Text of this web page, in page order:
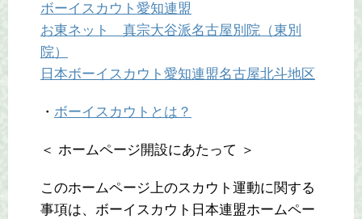
ボーイスカウト愛知連盟
お東ネット 真宗大谷派名古屋別院（東別
院）
日本ボーイスカウト愛知連盟名古屋北斗地区
・ ボーイスカウトとは？
＜ ホームページ開設にあたって ＞
このホームページ上のスカウト運動に関する
事項は、ボーイスカウト日本連盟ホームペー